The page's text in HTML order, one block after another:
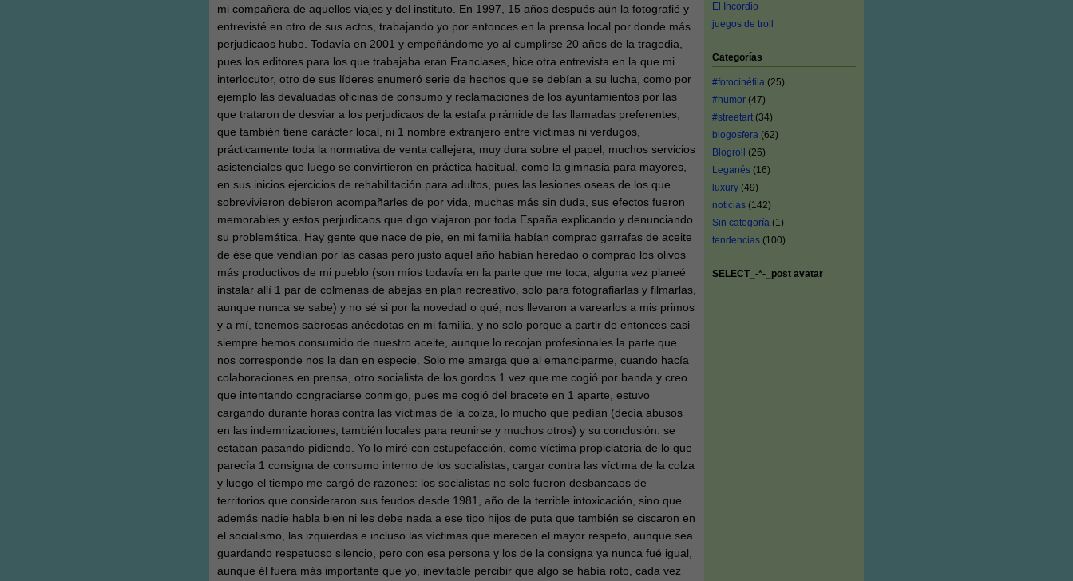
mi compañera de aquellos viajes y del instituto. En 1997, 15 años después aún la fotografié y
entrevisté en otro de sus actos, trabajando yo por entonces en la prensa local por donde más
perjudicaos hubo. Todavía en 2001 y empeñándome yo al cumplirse 20 años de la tragedia,
pues los editores para los que trabajaba eran Franciases, hice otra entrevista en la que mi
interlocutor, otro de sus líderes enumeró serie de hechos que se debían a su lucha, como por
ejemplo las devaluadas oficinas de consumo y reclamaciones de los ayuntamientos por las
que trataron de desviar a los perjudicaos de la estafa pirámide de las llamadas preferentes,
que también tiene carácter local, ni 1 nombre extranjero entre víctimas ni verdugos,
prácticamente toda la normativa de venta callejera, muy dura sobre el papel, muchos servicios
asistenciales que luego se convirtieron en práctica habitual, como la gimnasia para mayores,
en sus inicios ejercicios de rehabilitación para adultos, pues las lesiones oseas de los que
sobrevivieron debieron acompañarles de por vida, muchas más sin duda, sus efectos fueron
memorables y estos perjudicaos que digo viajaron por toda España explicando y denunciando
su problemática. Hay gente que nace de pie, en mi familia habían comprao garrafas de aceite
de ése que vendían por las casas pero justo aquel año habían heredao o comprao los olivos
más productivos de mi pueblo (son míos todavía en la parte que me toca, alguna vez planeé
instalar allí 1 par de colmenas de abejas en plan recreativo, solo para fotografiarlas y filmarlas,
aunque nunca se sabe) y no sé si por la novedad o qué, nos llevaron a varearlos a mis primos
y a mí, tenemos sabrosas anécdotas en mi familia, y no solo porque a partir de entonces casi
siempre hemos consumido de nuestro aceite, aunque lo recojan profesionales la parte que
nos corresponde nos la dan en especie. Solo me amarga que al emanciparme, cuando hacía
colaboraciones en prensa, otro socialista de los gordos 1 vez que me cogió por banda y creo
que intentando congraciarse conmigo, pues me cogió del bracete en 1 aparte, estuvo
cargando durante horas contra las víctimas de la colza, lo mucho que pedían (decía abusos
en las indemnizaciones, también locales para reunirse y muchos otros) y su conclusión: se
estaban pasando pidiendo. Yo lo miré con estupefacción, como víctima propiciatoria de lo que
parecía 1 consigna de consumo interno de los socialistas, cargar contra las víctima de la colza
y luego el tiempo me cargó de razones: los socialistas no solo fueron desbancaos de
territorios que consideraron sus feudos desde 1981, año de la terrible intoxicación, sino que
además nadie habla bien ni les debe nada a ese tipo hijos de puta que también se ciscaron en
el socialismo, las izquierdas e incluso las víctimas que merecen el mayor respeto, aunque sea
guardando respetuoso silencio, pero con esa persona y los de la consigna ya nunca fué igual,
aunque él fuera más importante que yo, inevitable percibir que algo se había roto, cada vez
El Incordio
juegos de troll
Categorías
#fotocinéfila (25)
#humor (47)
#streetart (34)
blogosfera (62)
Blogroll
(26)
Leganés (16)
luxury (49)
noticias (142)
Sin categoría (1)
tendencias (100)
SELECT_-*-_post avatar